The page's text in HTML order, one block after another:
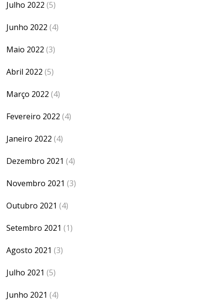
Julho 2022 (5)
Junho 2022 (4)
Maio 2022 (3)
Abril 2022 (5)
Março 2022 (4)
Fevereiro 2022 (4)
Janeiro 2022 (4)
Dezembro 2021 (4)
Novembro 2021 (3)
Outubro 2021 (4)
Setembro 2021 (1)
Agosto 2021 (3)
Julho 2021 (5)
Junho 2021 (4)